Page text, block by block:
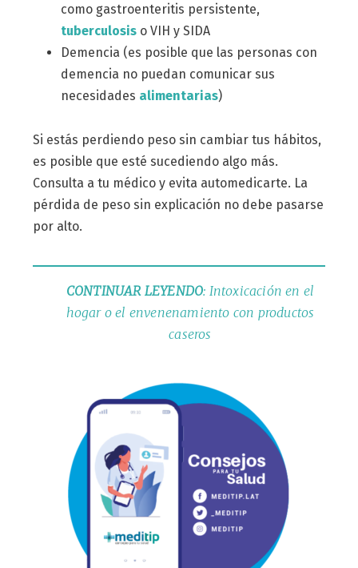
como gastroenteritis persistente,
tuberculosiso VIH y SIDA
Demencia (es posible que las personas con
demencia no puedan comunicar sus
necesidades alimentarias)
Si estás perdiendo peso sin cambiar tus hábitos,
es posible que esté sucediendo algo más.
Consulta a tu médico y evita automedicarte. La
pérdida de peso sin explicación no debe pasarse
por alto.
CONTINUAR LEYENDO: Intoxicación en el
hogar o el envenenamiento con productos
caseros